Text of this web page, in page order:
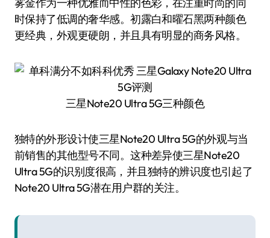
时保持了低调的奢华感。初露白和曜石黑两种颜色
更经典，外观更硬朗，并且具有明显的商务风格。
三星Note20 Ultra 5G三种颜色
独特的外形设计使三星Note20 Ultra 5G的外观与当
前销售的其他型号不同。这种差异使三星Note20
Ultra 5G的识别度很高，并且独特的辨识度也引起了
Note20 Ultra 5G潜在用户群的关注。